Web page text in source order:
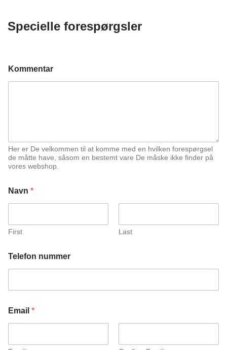
Specielle forespørgsler
Kommentar
Her er De velkommen til at komme med en hvilken forespørgsel
de måtte have, såsom en bestemt vare De måske ikke finder på
vores webshop.
Navn *
First Last
u
m
E
m
a
l
Telefon nummer
Email *